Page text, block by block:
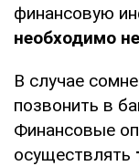
финансовую
необходимо
В случае
позвонить в
Финансовые
осуществлять